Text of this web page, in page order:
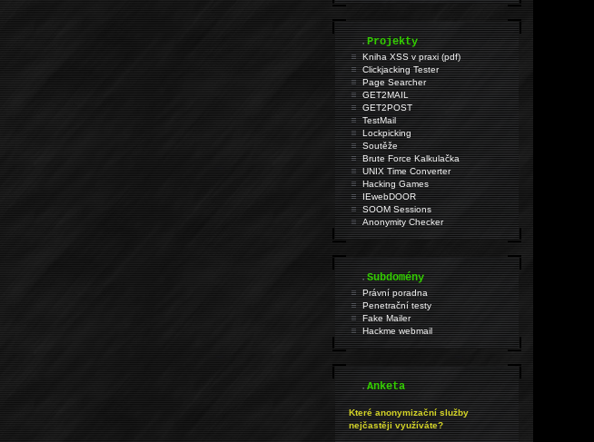
.Projekty
Kniha XSS v praxi (pdf)
Clickjacking Tester
Page Searcher
GET2MAIL
GET2POST
TestMail
Lockpicking
Soutěže
Brute Force Kalkulačka
UNIX Time Converter
Hacking Games
IEwebDOOR
SOOM Sessions
Anonymity Checker
.Subdomény
Právní poradna
Penetrační testy
Fake Mailer
Hackme webmail
.Anketa
Které anonymizační služby
nejčastěji využíváte?